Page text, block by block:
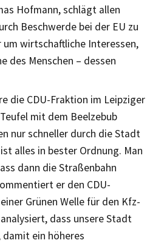
Hofmann, schlägt allen
Beschwerde bei der EU zu
wirtschaftliche Interessen,
des Menschen – dessen
die CDU-Fraktion im Leipziger
mit dem Beelzebub
nur schneller durch die Stadt
alles in bester Ordnung. Man
dann die Straßenbahn
er den CDU-
Grünen Welle für den Kfz-
dass unsere Stadt
ein höheres